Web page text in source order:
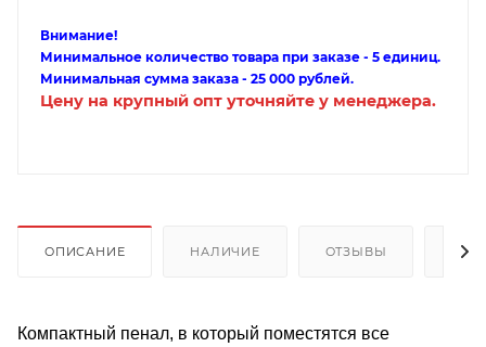
Внимание!
Минимальное количество товара при заказе - 5 единиц.
Минимальная сумма заказа - 25 000 рублей.
Цену на крупный опт уточняйте у менеджера.
ОПИСАНИЕ НАЛИЧИЕ ОТЗЫВЫ
Компактный пенал, в который поместятся все